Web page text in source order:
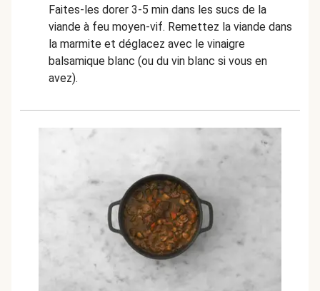
Faites-les dorer 3-5 min dans les sucs de la
viande à feu moyen-vif. Remettez la viande dans
la marmite et déglacez avec le vinaigre
balsamique blanc (ou du vin blanc si vous en
avez).